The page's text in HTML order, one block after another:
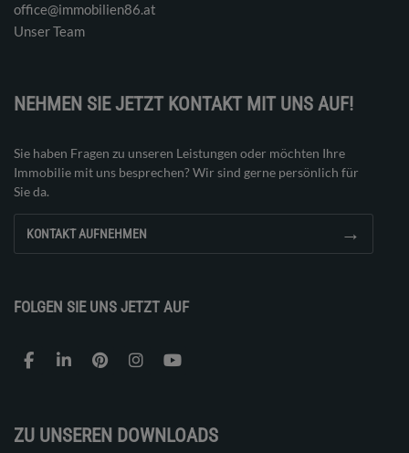
office@immobilien86.at
Unser Team
NEHMEN SIE JETZT KONTAKT MIT UNS AUF!
Sie haben Fragen zu unseren Leistungen oder möchten Ihre
Immobilie mit uns besprechen? Wir sind gerne persönlich für
Sie da.
KONTAKT AUFNEHMEN →
FOLGEN SIE UNS JETZT AUF
ZU UNSEREN DOWNLOADS